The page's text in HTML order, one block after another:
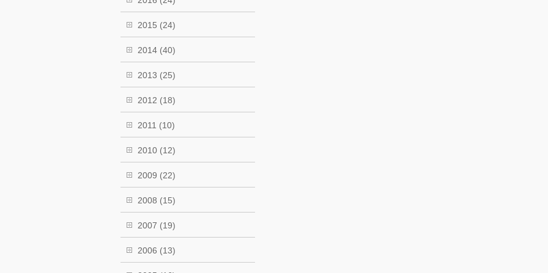
2015 (24)
2014 (40)
2013 (25)
2012 (18)
2011 (10)
2010 (12)
2009 (22)
2008 (15)
2007 (19)
2006 (13)